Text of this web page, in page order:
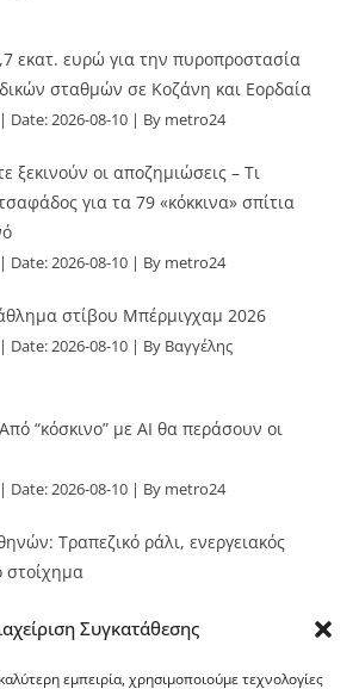
Συγκατάθεσης
εμπειρία, χρησιμοποιούμε τεχνολογίες
εκατ. ευρώ για την πυροπροστασία
σταθμών σε Κοζάνη και Εορδαία
Date: 2026-08-10 By metro24
ξεκινούν οι αποζημιώσεις – Τι
για τα 79 «κόκκινα» σπίτια
Date: 2026-08-10 By metro24
στίβου Μπέρμιγχαμ 2026
Date: 2026-08-10
By Βαγγέλης
“κόσκινο” με AI θα περάσουν οι
Date: 2026-08-10 By metro24
Τραπεζικό ράλι, ενεργειακός
στοίχημα